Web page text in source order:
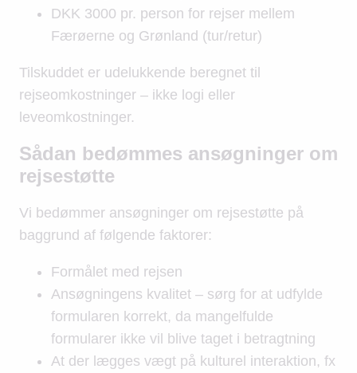
DKK 3000 pr. person for rejser mellem
Færøerne og Grønland (tur/retur)
Tilskuddet er udelukkende beregnet til
rejseomkostninger – ikke logi eller
leveomkostninger.
Sådan bedømmes ansøgninger om
rejsestøtte
Vi bedømmer ansøgninger om rejsestøtte på
baggrund af følgende faktorer:
Formålet med rejsen
Ansøgningens kvalitet – sørg for at udfylde
formularen korrekt, da mangelfulde
formularer ikke vil blive taget i betragtning
At der lægges vægt på kulturel interaktion, fx